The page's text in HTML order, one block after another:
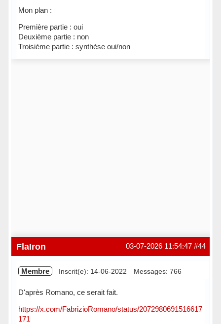
Mon plan :
Première partie : oui
Deuxième partie : non
Troisième partie : synthèse oui/non
#44
03-07-2026 11:54:47
FlaIron
Membre Inscrit(e): 14-06-2022 Messages: 766
D'après Romano, ce serait fait.
https://x.com/FabrizioRomano/status/2072980691516617
171